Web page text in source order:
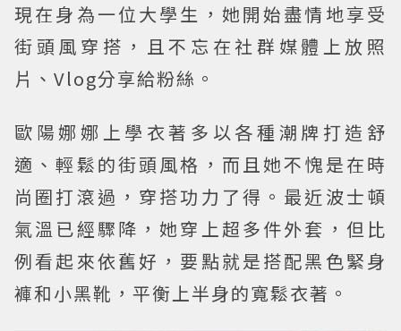
現在身為一位大學生，她開始盡情地享受
街頭風穿搭，且不忘在社群媒體上放照
片、Vlog分享給粉絲。
歐陽娜娜上學衣著多以各種潮牌打造舒
適、輕鬆的街頭風格，而且她不愧是在時
尚圈打滾過，穿搭功力了得。最近波士頓
氣溫已經驟降，她穿上超多件外套，但比
例看起來依舊好，要點就是搭配黑色緊身
褲和小黑靴，平衡上半身的寬鬆衣著。